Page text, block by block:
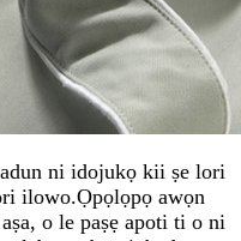
ni idojukọ kii ṣe lori
ilowo.Ọpọlọpọ awọn
o le paṣẹ apoti ti o ni